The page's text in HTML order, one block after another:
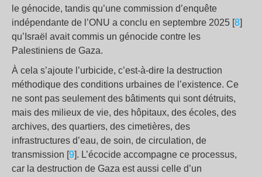
le génocide, tandis qu’une commission d’enquête
indépendante de l’ONU a conclu en septembre 2025 [8]
qu’Israël avait commis un génocide contre les
Palestiniens de Gaza.
À cela s’ajoute l’urbicide, c’est-à-dire la destruction
méthodique des conditions urbaines de l’existence. Ce
ne sont pas seulement des bâtiments qui sont détruits,
mais des milieux de vie, des hôpitaux, des écoles, des
archives, des quartiers, des cimetières, des
infrastructures d’eau, de soin, de circulation, de
transmission [9]. L’écocide accompagne ce processus,
car la destruction de Gaza est aussi celle d’un